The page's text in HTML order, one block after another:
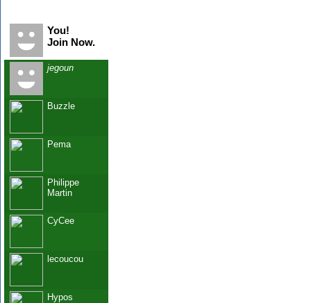
You!
Join Now.
jegoun
Buzzle
Pema
Philippe
Martin
CyCee
lecoucou
Hypos